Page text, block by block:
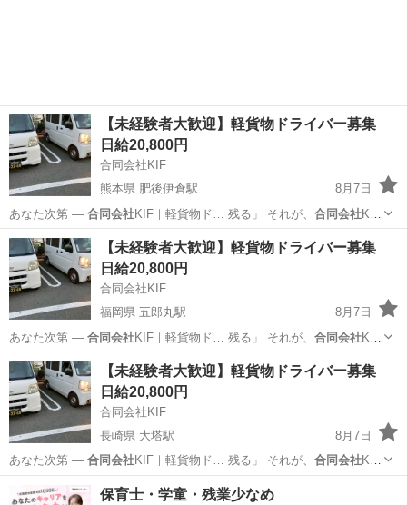
【未経験者大歓迎】軽貨物ドライバー募集
日給20,800円
合同会社KIF
熊本県 肥後伊倉駅
8月7日
あなた次第 ― 合同会社KIF｜軽貨物ド… 残る」 それが、 合同会社KIF
の働き方で… せんか？ ★合同会社KIFが“選ばれ… あなたの一歩を、
合同会社KIFが全力で応…
熊本 玉名郡 肥後伊倉駅 ドライバー 合同会社
【未経験者大歓迎】軽貨物ドライバー募集
日給20,800円
合同会社KIF
福岡県 五郎丸駅
8月7日
あなた次第 ― 合同会社KIF｜軽貨物ド… 残る」 それが、 合同会社KIF
の働き方で… せんか？ ★合同会社KIFが“選ばれ… あなたの一歩を、
合同会社KIFが全力で応…
福岡 久留米市 五郎丸駅 ドライバー 合同会社
【未経験者大歓迎】軽貨物ドライバー募集
日給20,800円
合同会社KIF
長崎県 大塔駅
8月7日
あなた次第 ― 合同会社KIF｜軽貨物ド… 残る」 それが、 合同会社KIF
の働き方で… せんか？ ★合同会社KIFが“選ばれ… あなたの一歩を、
合同会社KIFが全力で応…
佐世保市 大塔駅 ドライバー 合同会社
保育士・学童・残業少なめ